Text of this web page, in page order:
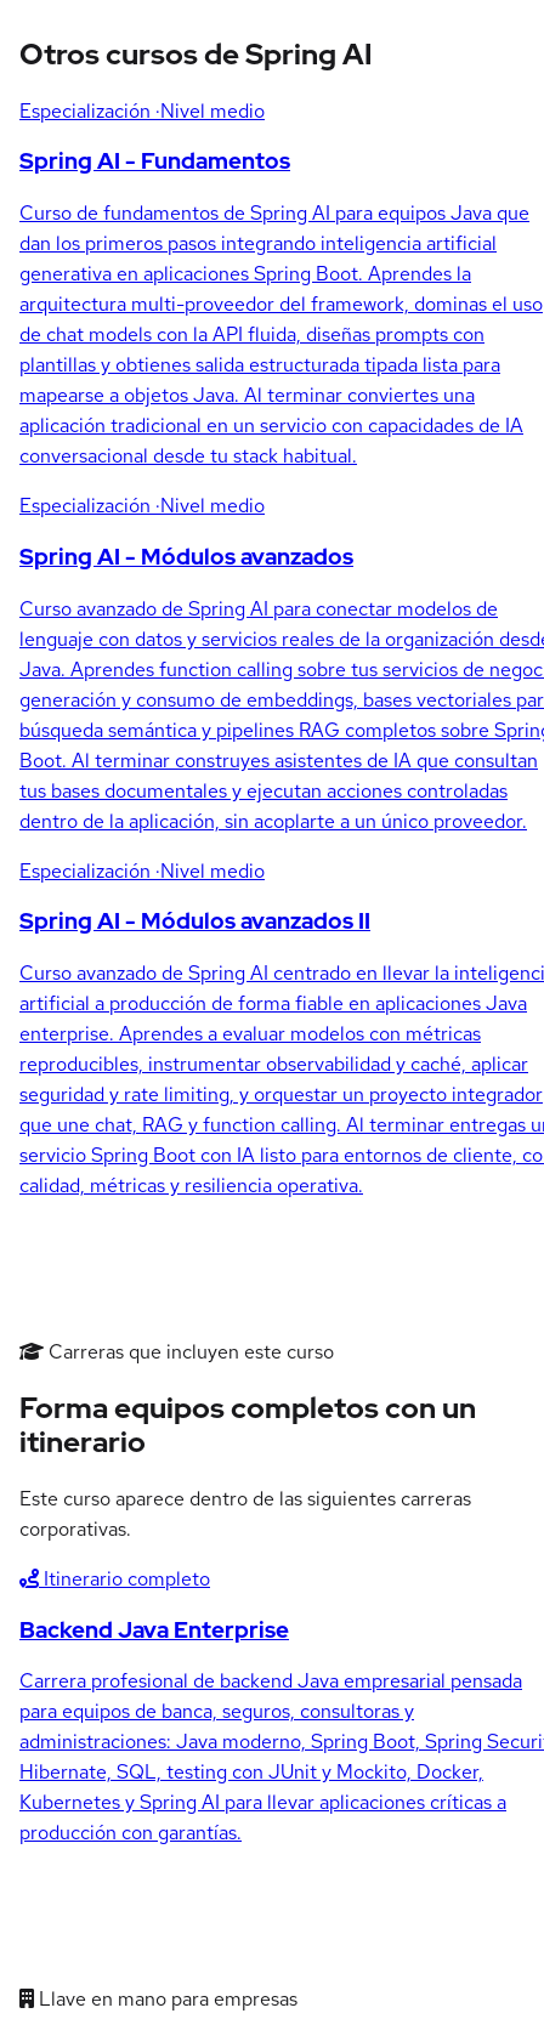
Otros cursos de Spring AI
Especialización ·Nivel medio
Spring AI - Fundamentos
Curso de fundamentos de Spring AI para equipos Java que
dan los primeros pasos integrando inteligencia artificial
generativa en aplicaciones Spring Boot. Aprendes la
arquitectura multi-proveedor del framework, dominas el uso
de chat models con la API fluida, diseñas prompts con
plantillas y obtienes salida estructurada tipada lista para
mapearse a objetos Java. Al terminar conviertes una
aplicación tradicional en un servicio con capacidades de IA
conversacional desde tu stack habitual.
Especialización ·Nivel medio
Spring AI - Módulos avanzados
Curso avanzado de Spring AI para conectar modelos de
lenguaje con datos y servicios reales de la organización
Java. Aprendes function calling sobre tus servicios de
generación y consumo de embeddings, bases vectoriales
búsqueda semántica y pipelines RAG completos sobre
Boot. Al terminar construyes asistentes de IA que consultan
tus bases documentales y ejecutan acciones controladas
dentro de la aplicación, sin acoplarte a un único proveedor.
Especialización ·Nivel medio
Spring AI - Módulos avanzados II
Curso avanzado de Spring AI centrado en llevar la
artificial a producción de forma fiable en aplicaciones Java
enterprise. Aprendes a evaluar modelos con métricas
reproducibles, instrumentar observabilidad y caché, aplicar
seguridad y rate limiting, y orquestar un proyecto integrador
que une chat, RAG y function calling. Al terminar entregas
servicio Spring Boot con IA listo para entornos de cliente,
calidad, métricas y resiliencia operativa.
Carreras que incluyen este curso
Forma equipos completos con un
itinerario
Este curso aparece dentro de las siguientes carreras
corporativas.
Itinerario completo
Backend Java Enterprise
Carrera profesional de backend Java empresarial pensada
para equipos de banca, seguros, consultoras y
administraciones: Java moderno, Spring Boot, Spring
Hibernate, SQL, testing con JUnit y Mockito, Docker,
Kubernetes y Spring AI para llevar aplicaciones críticas a
producción con garantías.
Llave en mano para empresas